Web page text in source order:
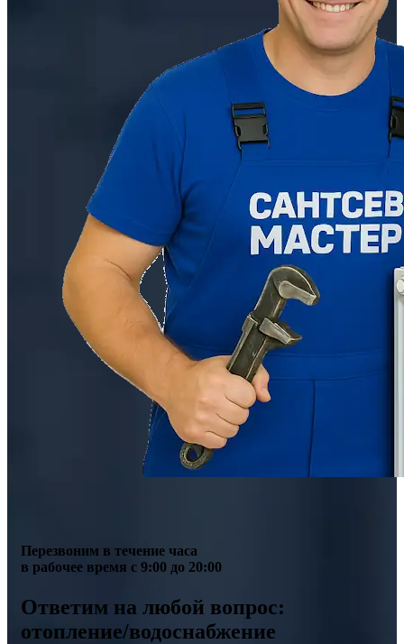
Перезвоним в течение часа
в рабочее время с 9:00 до 20:00
Ответим на любой вопрос:
отопление/водоснабжение